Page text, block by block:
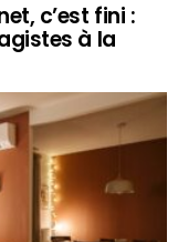
c’est fini :
à la